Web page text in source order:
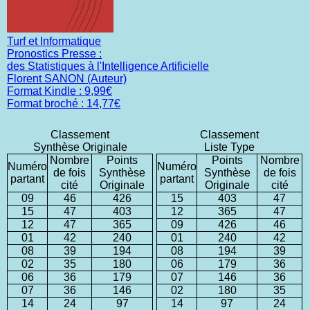
Turf et Informatique
Pronostics Presse :
des Statistiques à l'Intelligence Artificielle
Florent SANON (Auteur)
Format Kindle : 9,99€
Format broché : 14,77€
Classement
Synthèse Originale
Numéro
partant
Nombre
de fois
cité
Points
Synthèse
Originale
09
46
426
15
47
403
12
47
365
01
42
240
08
39
194
02
35
180
06
36
179
07
36
146
14
24 97
Classement
Liste Type
Numéro
partant
Points
Synthèse
Originale
Nombre
de fois
cité
15
403
47
12
365
47
09
426
46
01
240
42
08
194
39
06
179
36
07
146
36
02
180
35
14
97 24